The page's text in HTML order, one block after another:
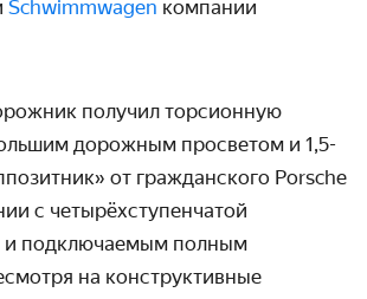
Schwimmwagen компании
получил торсионную
дорожным просветом и 1,5-
от гражданского Porsche
с четырёхступенчатой
и подключаемым полным
на конструктивные